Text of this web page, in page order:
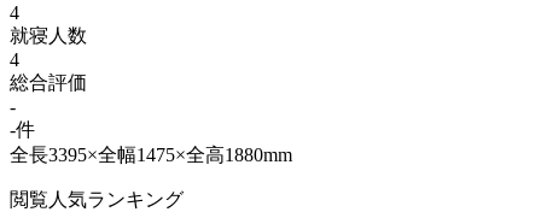
4
就寝人数
4
総合評価
-
-件
全長3395×全幅1475×全高1880mm
閲覧人気ランキング